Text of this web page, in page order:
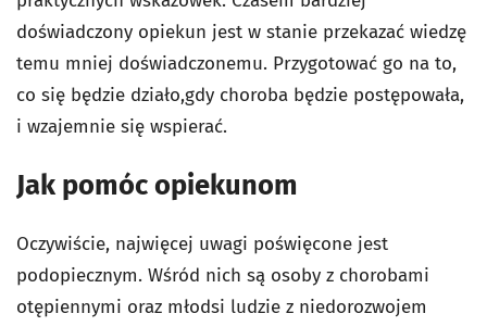
doświadczony opiekun jest w stanie przekazać wiedzę
temu mniej doświadczonemu. Przygotować go na to,
co się będzie działo,gdy choroba będzie postępowała,
i wzajemnie się wspierać.
Jak pomóc opiekunom
Oczywiście, najwięcej uwagi poświęcone jest
podopiecznym. Wśród nich są osoby z chorobami
otępiennymi oraz młodsi ludzie z niedorozwojem